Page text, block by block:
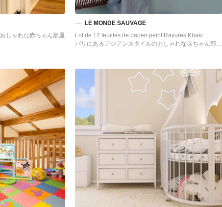
しゃれな赤ちゃん部屋
LE MONDE SAUVAGE
Lot de 12 feuilles de papier peint Rayures Khaki
パリにあるアジアンスタイルのおしゃれな赤ちゃん部屋